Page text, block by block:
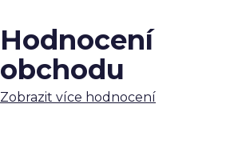
Hodnocení
obchodu
Zobrazit více hodnocení